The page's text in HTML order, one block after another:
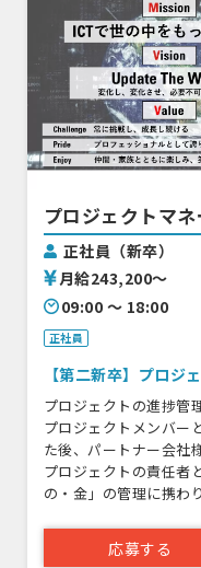
プロジェクトマ
正社員（新卒）
月給243,200〜
09:00 〜 18:00
正社員
【第二新卒】プロジ
プロジェクトの進捗管
プロジェクトメンバー
た後、パートナー会社
プロジェクトの責任者
の・金」の管理に携わ
応募する